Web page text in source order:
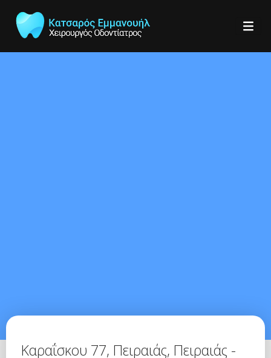
Καραΐσκου 77, Πειραιάς, Πειραιάς -